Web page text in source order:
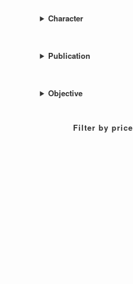
Character
Publication
Objective
Filter by price